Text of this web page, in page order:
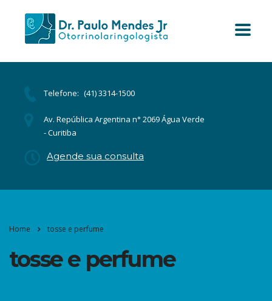
Telefone: (41) 3314-1500
Av. República Argentina n° 2069 Água Verde
- Curitiba
Agende sua consulta
Home tosse e perfume
tosse e perfume